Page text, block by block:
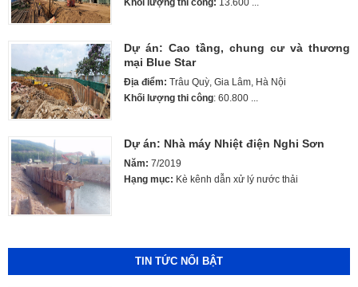
Khối lượng thi công: 13.600 ...
Dự án: Cao tầng, chung cư và thương
mại Blue Star
Địa điểm: Trâu Quỳ, Gia Lâm, Hà Nội
Khối lượng thi công: 60.800 ...
Dự án: Nhà máy Nhiệt điện Nghi Sơn
Năm: 7/2019
Hạng mục: Kè kênh dẫn xử lý nước thải
TIN TỨC NỔI BẬT